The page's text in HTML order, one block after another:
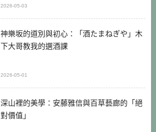
2026-05-03
神樂坂的道別與初心：「酒たまねぎや」木
下大哥教我的選酒課
2026-05-01
深山裡的美學：安藤雅信與百草藝廊的「絕
對價值」